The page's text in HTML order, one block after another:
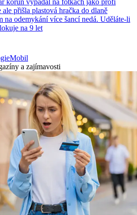
přišla plastová hračka do dlaně
na odemykání více šancí nedá. Uděláte-li
na 9 let
Mobil
a zajímavosti